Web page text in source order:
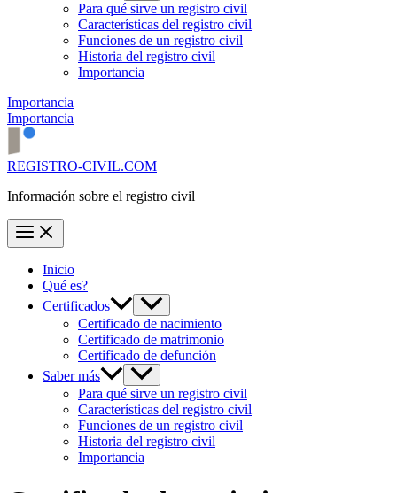
Para qué sirve un registro civil
Características del registro civil
Funciones de un registro civil
Historia del registro civil
Importancia
Importancia
Importancia
REGISTRO-CIVIL.COM
Información sobre el registro civil
Inicio
Qué es?
Certificados
Certificado de nacimiento
Certificado de matrimonio
Certificado de defunción
Saber más
Para qué sirve un registro civil
Características del registro civil
Funciones de un registro civil
Historia del registro civil
Importancia